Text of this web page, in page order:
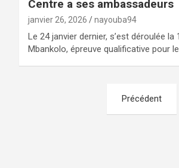
Centre a ses ambassadeurs
janvier 26, 2026 nayouba94
Le 24 janvier dernier, s’est déroulée
Mbankolo, épreuve qualificative pour
Précédent